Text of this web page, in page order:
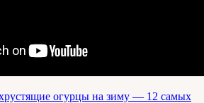
огурцы на зиму — 12 самых